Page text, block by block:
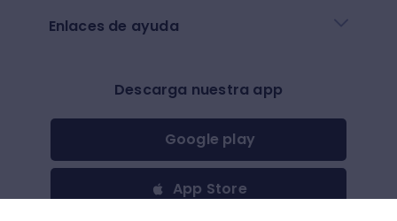
Enlaces de ayuda
Descarga nuestra app
Google play
App Store